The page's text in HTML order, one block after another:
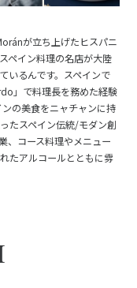
が立ち上げたヒスパニ
ペイン料理の名店が大陸
いるんです。スペインで
」で料理長を務めた経験
の美食をニャチャンに持
たスペイン伝統/モダン創
、コース料理やメニュー
たアルコールとともに雰